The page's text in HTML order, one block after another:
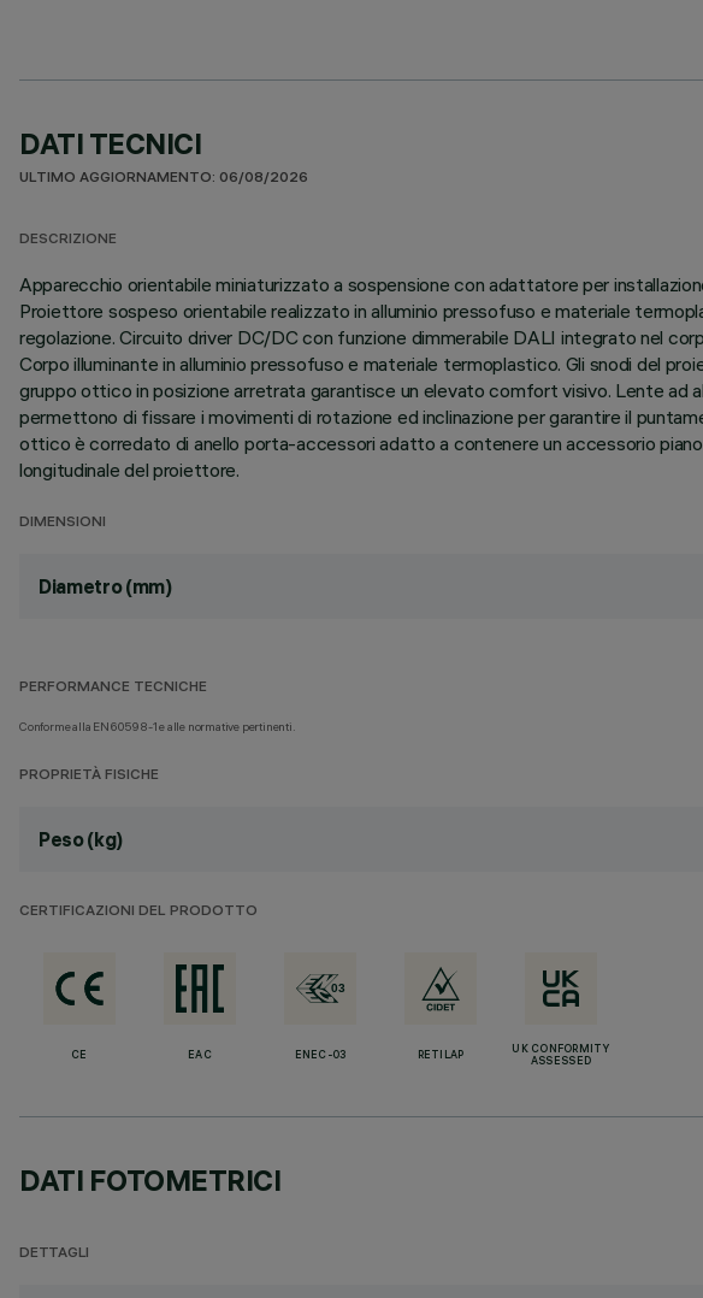
DATI TECNICI
ULTIMO AGGIORNAMENTO: 06/08/2026
DESCRIZIONE
Apparecchio orientabile miniaturizzato a sospensione con adattatore per
Proiettore sospeso orientabile realizzato in alluminio pressofuso e materiale
regolazione. Circuito driver DC/DC con funzione dimmerabile DALI integrato nel
Corpo illuminante in alluminio pressofuso e materiale termoplastico. Gli snodi del
gruppo ottico in posizione arretrata garantisce un elevato comfort visivo. Lente ad
permettono di fissare i movimenti di rotazione ed inclinazione per garantire il
ottico è corredato di anello porta-accessori adatto a contenere un accessorio
longitudinale del proiettore.
DIMENSIONI
Diametro (mm)
PERFORMANCE TECNICHE
Conforme alla EN60598-1 e alle normative pertinenti.
PROPRIETÀ FISICHE
Peso (kg)
CERTIFICAZIONI DEL PRODOTTO
CE EAC ENEC-03 RETILAP
UK CONFORMITY
ASSESSED
DATI FOTOMETRICI
DETTAGLI